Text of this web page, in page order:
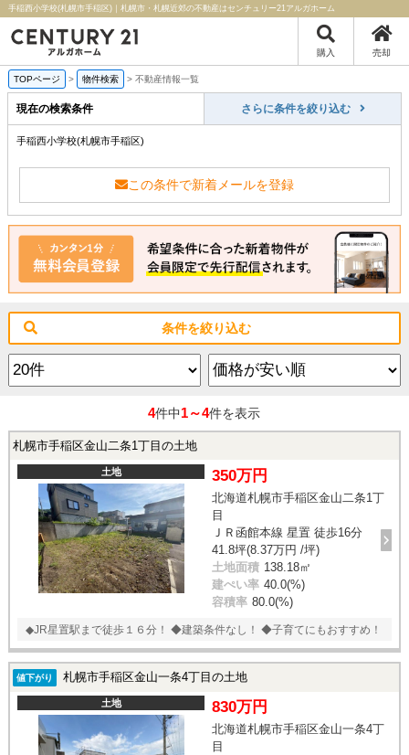
手稲西小学校(札幌市手稲区)｜札幌市・札幌近郊の不動産はセンチュリー21アルガホーム
購入 売却
TOPページ > 物件検索 > 不動産情報一覧
現在の検索条件 さらに条件を絞り込む
手稲西小学校(札幌市手稲区)
この条件で新着メールを登録
条件を絞り込む
4件中1～4件を表示
札幌市手稲区金山二条1丁目の土地
土地 350万円
北海道札幌市手稲区金山二条1丁
目
ＪＲ函館本線 星置 徒歩16分
41.8坪(8.37万円 /坪)
土地面積 138.18㎡
建ぺい率 40.0(%)
容積率 80.0(%)
◆JR星置駅まで徒歩１６分！ ◆建築条件なし！ ◆子育てにもおすすめ！
値下がり 札幌市手稲区金山一条4丁目の土地
土地 830万円
北海道札幌市手稲区金山一条4丁
目